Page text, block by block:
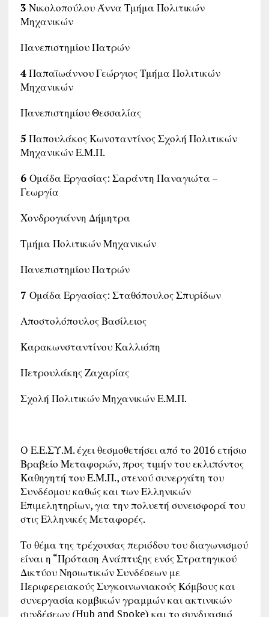
3 Νικολοπούλου Άννα Τμήμα Πολιτικών
Μηχανικών
Πανεπιστημίου Πατρών
4Παπαϊωάννου Γεώργιος Τμήμα Πολιτικών
Μηχανικών
Πανεπιστημίου Θεσσαλίας
5 Παπουλάκος Κωνσταντίνος Σχολή Πολιτικών
Μηχανικών Ε.Μ.Π.
6 Ομάδα Εργασίας: Σαράντη Παναγιώτα –
Γεωργία
Χονδρογιάννη Δήμητρα
Τμήμα Πολιτικών Μηχανικών
Πανεπιστημίου Πατρών
7 Ομάδα Εργασίας: Σταθόπουλος Σπυρίδων
Αποστολόπουλος Βασίλειος
Καρακωνσταντίνου Καλλιόπη
Πετρουλάκης Ζαχαρίας
Σχολή Πολιτικών Μηχανικών Ε.Μ.Π.
O Ε.Ε.ΣΥ.Μ. έχει θεσμοθετήσει από το 2016 ετήσιο
Βραβείο Μεταφορών, προς τιμήν του εκλιπόντος
Καθηγητή του Ε.Μ.Π., στενού συνεργάτη του
Συνδέσμου καθώς και των Ελληνικών
Επιμελητηρίων, για την πολυετή συνεισφορά του
στις Ελληνικές Μεταφορές.
Το θέμα της τρέχουσας περιόδου του διαγωνισμού
είναι η “Πρόταση Ανάπτυξης ενός Στρατηγικού
Δικτύου Νησιωτικών Συνδέσεων με
Περιφερειακούς Συγκοινωνιακούς Κόμβους και
συνεργασία κομβικών γραμμών και ακτινικών
συνδέσεων (Hub and Spoke) και το συνδυασμό